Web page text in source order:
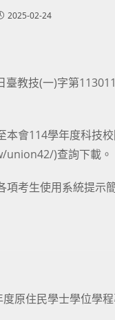
2025-02-24
教技(一)字第
本會114學年度科技
union42/)查詢下載。
項考生使用系統提示
度原住民學士學位學